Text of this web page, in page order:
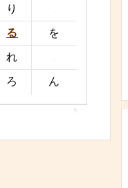
り
る
れ
ろ
を
ん